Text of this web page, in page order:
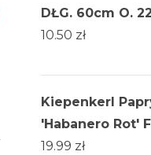
DŁG. 60cm O. 22
10.50 zł
Kiepenkerl
'Habanero Rot'
19.99 zł